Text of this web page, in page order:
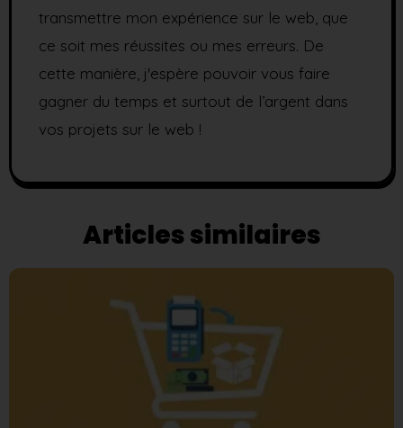
transmettre mon expérience sur le web, que
ce soit mes réussites ou mes erreurs. De
cette manière, j'espère pouvoir vous faire
gagner du temps et surtout de l’argent dans
vos projets sur le web !
Articles similaires